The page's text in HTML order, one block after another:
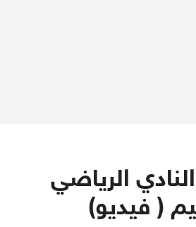
الرياضي
( فيديو)